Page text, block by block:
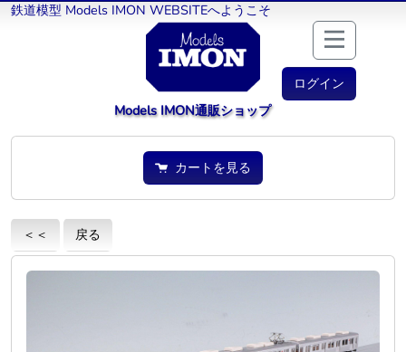
鉄道模型 Models IMON WEBSITEへようこそ
ログイン
Models IMON通販ショップ
カートを見る
＜＜ 戻る